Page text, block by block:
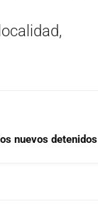
nuevos detenidos